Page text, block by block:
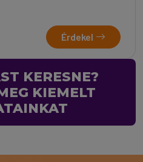
Érdekel
KERESNE?
KIEMELT